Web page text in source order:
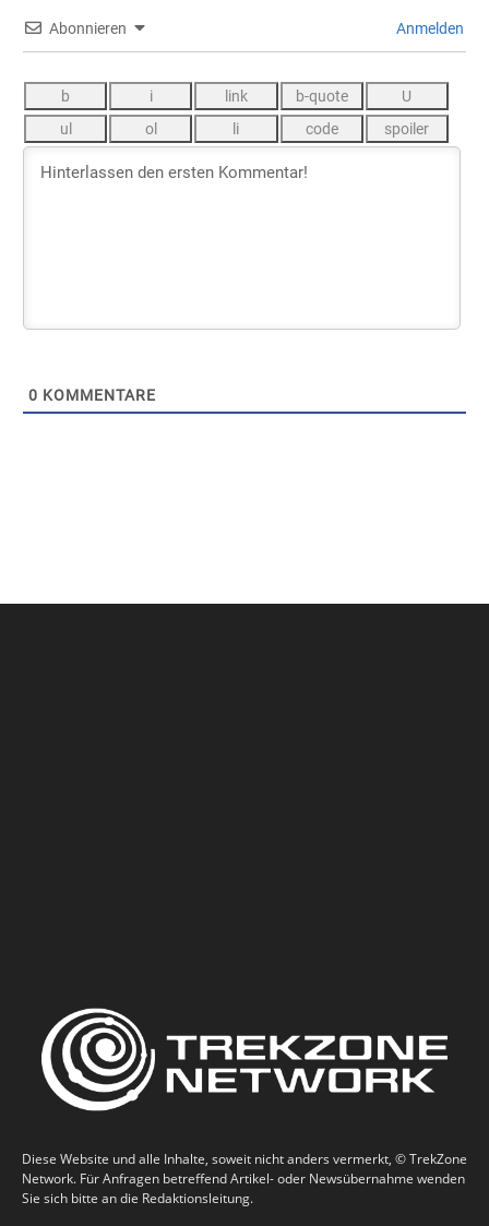
Abonnieren Anmelden
0 KOMMENTARE
Diese Website und alle Inhalte, soweit nicht anders vermerkt, © TrekZone
Network. Für Anfragen betreffend Artikel- oder Newsübernahme wenden
Sie sich bitte an die Redaktionsleitung.